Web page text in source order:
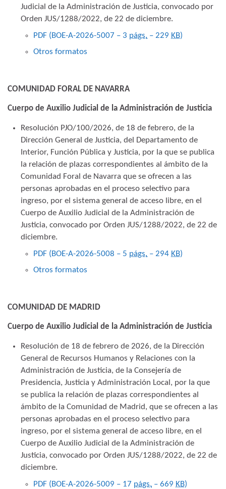
Judicial de la Administración de Justicia, convocado por
Orden JUS/1288/2022, de 22 de diciembre.
PDF (BOE-A-2026-5007 – 3 págs. – 229 KB)
Otros formatos
COMUNIDAD FORAL DE NAVARRA
Cuerpo de Auxilio Judicial de la Administración de Justicia
Resolución PJO/100/2026, de 18 de febrero, de la
Dirección General de Justicia, del Departamento de
Interior, Función Pública y Justicia, por la que se publica
la relación de plazas correspondientes al ámbito de la
Comunidad Foral de Navarra que se ofrecen a las
personas aprobadas en el proceso selectivo para
ingreso, por el sistema general de acceso libre, en el
Cuerpo de Auxilio Judicial de la Administración de
Justicia, convocado por Orden JUS/1288/2022, de 22 de
diciembre.
PDF (BOE-A-2026-5008 – 5 págs. – 294 KB)
Otros formatos
COMUNIDAD DE MADRID
Cuerpo de Auxilio Judicial de la Administración de Justicia
Resolución de 18 de febrero de 2026, de la Dirección
General de Recursos Humanos y Relaciones con la
Administración de Justicia, de la Consejería de
Presidencia, Justicia y Administración Local, por la que
se publica la relación de plazas correspondientes al
ámbito de la Comunidad de Madrid, que se ofrecen a las
personas aprobadas en el proceso selectivo para
ingreso, por el sistema general de acceso libre, en el
Cuerpo de Auxilio Judicial de la Administración de
Justicia, convocado por Orden JUS/1288/2022, de 22 de
diciembre.
PDF (BOE-A-2026-5009 – 17 págs. – 669 KB)